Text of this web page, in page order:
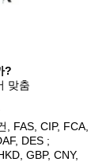
?
맞춤
FAS, CIP, FCA,
DES ;
GBP, CNY,